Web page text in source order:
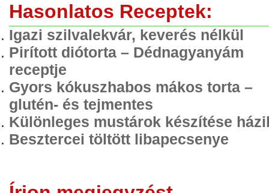
Hasonlatos Receptek:
Igazi szilvalekvár, keverés nélkül
Pirított diótorta – Dédnagyanyám
receptje
Gyors kókuszhabos mákos torta –
glutén- és tejmentes
Különleges mustárok készítése
Besztercei töltött libapecsenye